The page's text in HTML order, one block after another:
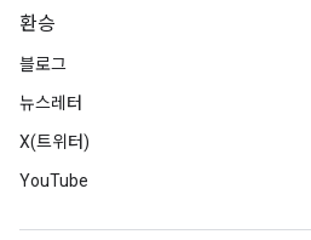
환승
블로그
뉴스레터
X(트위터)
YouTube